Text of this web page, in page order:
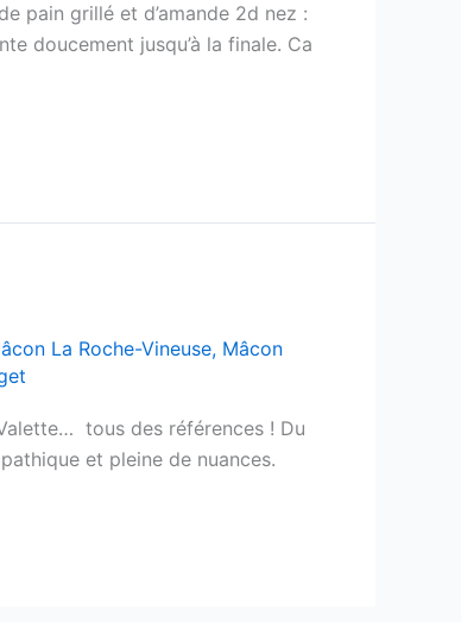
pain grillé et d’amande 2d nez :
doucement jusqu’à la finale. Ca
La Roche-Vineuse, Mâcon
tous des références ! Du
et pleine de nuances.